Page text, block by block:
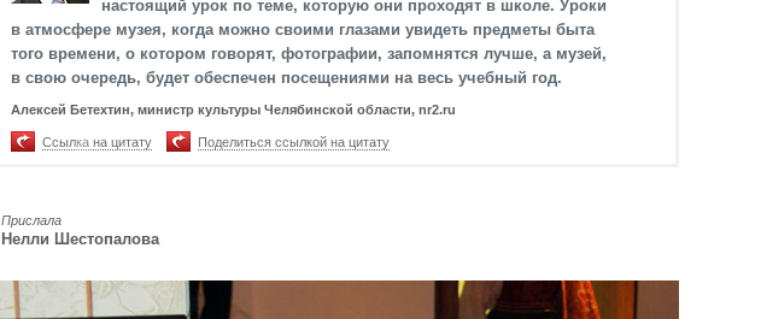
настоящий урок по теме, которую они проходят в школе. Уроки
в атмосфере музея, когда можно своими глазами увидеть предметы быта
того времени, о котором говорят, фотографии, запомнятся лучше, а музей,
в свою очередь, будет обеспечен посещениями на весь учебный год.
Алексей Бетехтин, министр культуры Челябинской области, nr2.ru
Ссылка на цитату Поделиться ссылкой на цитату
Прислала
Нелли Шестопалова